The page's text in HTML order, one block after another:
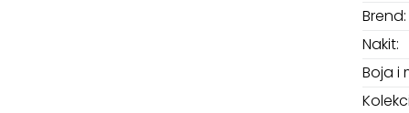
Brend:
Nakit:
Boja i